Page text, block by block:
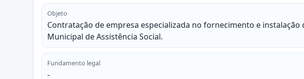
Objeto
Contratação de empresa especializada no fornecimento e
Municipal de Assistência Social.
Fundamento legal
-